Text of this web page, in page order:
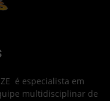
é especialista em
multidisciplinar de